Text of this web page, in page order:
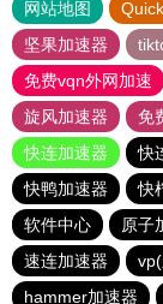
网站地图
坚果加速器
免费vqn外网加速
旋风加速器
免
快连加速器
快
快鸭加速器
快
软件中心
原子
速连加速器
hammer加速器